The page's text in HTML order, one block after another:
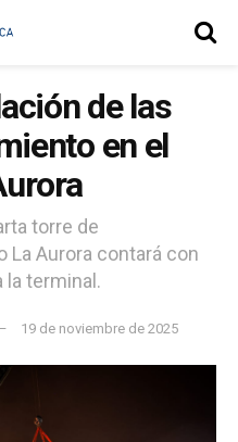
de las
en el
torre de
La Aurora contará con
la terminal.
19 de noviembre de 2025